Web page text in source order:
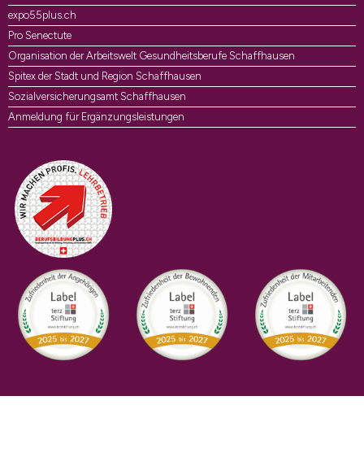
expo55plus.ch
Pro Senectute
Organisation der Arbeitswelt Gesundheitsberufe Schaffhausen
Spitex der Stadt und Region Schaffhausen
Sozialversicherungsamt Schaffhausen
Anmeldung für Ergänzungsleistungen
Auszeichnungen